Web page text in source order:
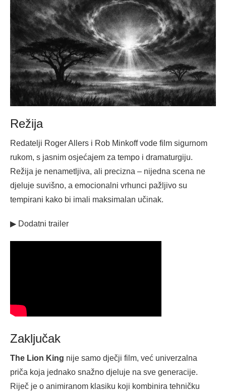
Režija
Redatelji Roger Allers i Rob Minkoff vode film sigurnom
rukom, s jasnim osjećajem za tempo i dramaturgiju.
Režija je nenametljiva, ali precizna – nijedna scena ne
djeluje suvišno, a emocionalni vrhunci pažljivo su
tempirani kako bi imali maksimalan učinak.
▶ Dodatni trailer
Zaključak
The Lion King nije samo dječji film, već univerzalna
priča koja jednako snažno djeluje na sve generacije.
Riječ je o animiranom klasiku koji kombinira tehničku